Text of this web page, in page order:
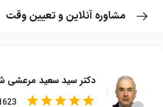
مشاوره آنلاین و تعیین وقت
دکتر سید سعید مرعشی
star
starstar
starstar
starstar
starstar
star